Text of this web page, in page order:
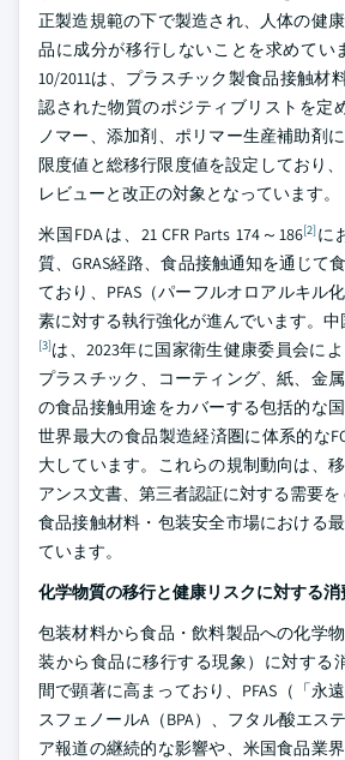
正製造規範の下で製造され、人体の健
品に成分が移行しないことを求めてい
10/2011は、プラスチック製食品接触材
認された物質のポジティブリストを定
ノマー、添加剤、ポリマー生産補助剤
限度値と総移行限度値を設定しており、
レビューと改正の対象となっています。
米国FDAは、21 CFR Parts 174～186[2]に
質、GRAS経路、食品接触通知を通じて
ており、PFAS（パーフルオロアルキル
素に対する執行強化が進んでいます。中
[3]は、2023年に国家衛生健康委員会に
プラスチック、コーティング、紙、金
の食品接触用途をカバーする包括的な国
世界最大の食品製造経済圏に体系的な
大しています。これらの規制動向は、
アンス文書、第三者認証に対する需要を
食品接触材料・包装安全市場における
ています。
化学物質の移行と健康リスクに対する消
包装材料から食品・飲料製品への化学
装から食品に移行する現象）に対する
間で顕著に高まっており、PFAS（「永
スフェノールA（BPA）、フタル酸エス
ア報道の継続的な影響や、米国食品業